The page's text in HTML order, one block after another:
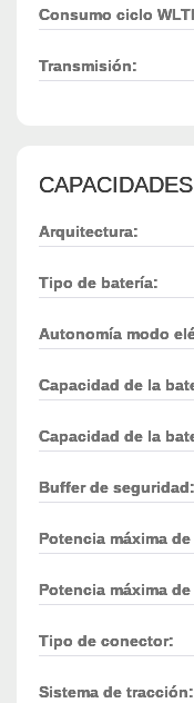
Consumo ciclo
Transmisión:
Arquitectura:
Tipo de batería:
Autonomía modo
Capacidad de la
Capacidad de la
Buffer de seguridad:
Potencia máxima
Potencia máxima
Tipo de conector:
Sistema de tracción: